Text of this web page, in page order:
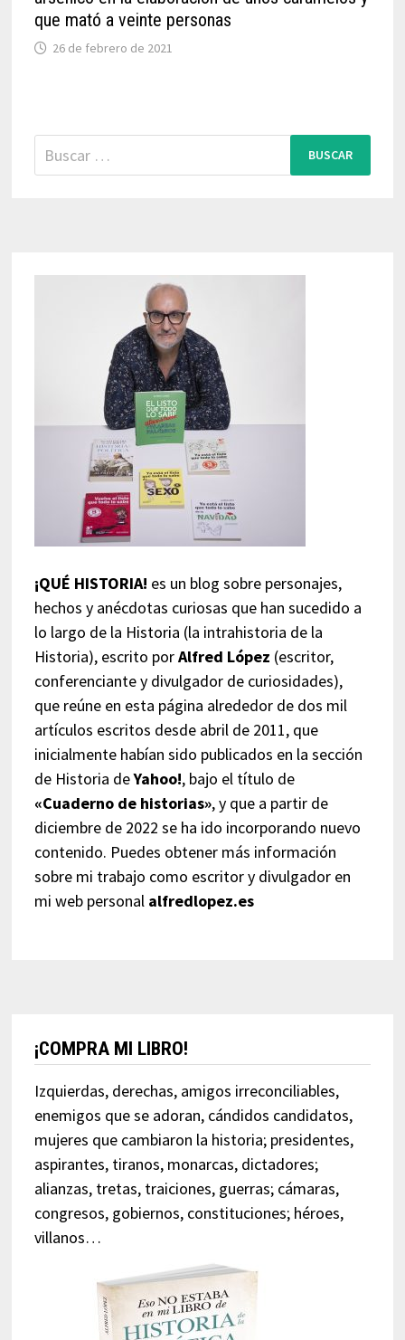
que mató a veinte personas
26 de febrero de 2021
Buscar:
¡QUÉ HISTORIA! es un blog sobre personajes,
hechos y anécdotas curiosas que han sucedido a
lo largo de la Historia (la intrahistoria de la
Historia), escrito porAlfred López (escritor,
conferenciante y divulgador de curiosidades),
que reúne en esta página alrededor de dos mil
artículos escritos desde abril de 2011, que
inicialmente habían sido publicados en la sección
de Historia deYahoo!, bajo el título de
«Cuaderno de historias», y que a partir de
diciembre de 2022 se ha ido incorporando nuevo
contenido. Puedes obtener más información
sobre mi trabajo como escritor y divulgador en
mi web personal alfredlopez.es
¡COMPRA MI LIBRO!
Izquierdas, derechas, amigos irreconciliables,
enemigos que se adoran, cándidos candidatos,
mujeres que cambiaron la historia; presidentes,
aspirantes, tiranos, monarcas, dictadores;
alianzas, tretas, traiciones, guerras; cámaras,
congresos, gobiernos, constituciones; héroes,
villanos…